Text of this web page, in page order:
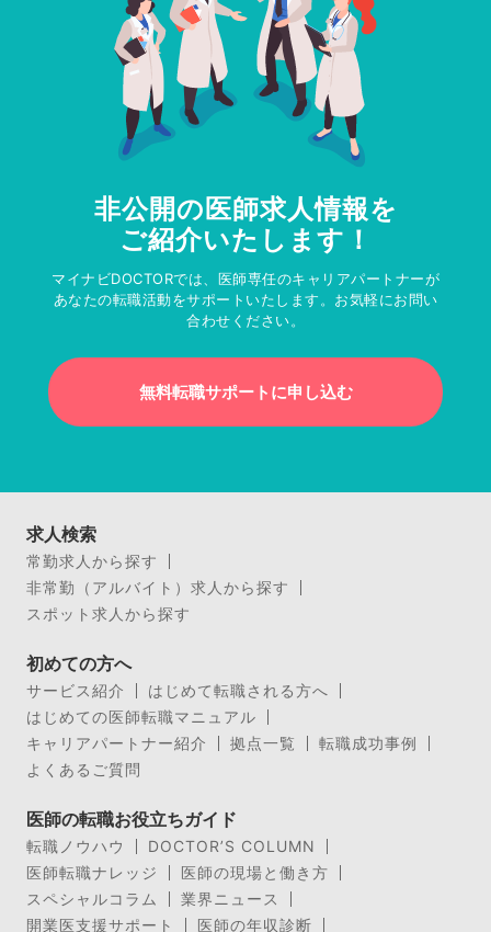
非公開の医師求人情報を
ご紹介いたします！
マイナビDOCTORでは、医師専任のキャリアパートナーが
あなたの転職活動をサポートいたします。お気軽にお問い
合わせください。
無料転職サポートに申し込む
求人検索
常勤求人から探す
非常勤（アルバイト）求人から探す
スポット求人から探す
初めての方へ
サービス紹介
はじめて転職される方へ
はじめての医師転職マニュアル
キャリアパートナー紹介
拠点一覧
転職成功事例
よくあるご質問
医師の転職お役立ちガイド
転職ノウハウ
DOCTOR’S COLUMN
医師転職ナレッジ
医師の現場と働き方
スペシャルコラム
業界ニュース
開業医支援サポート
医師の年収診断